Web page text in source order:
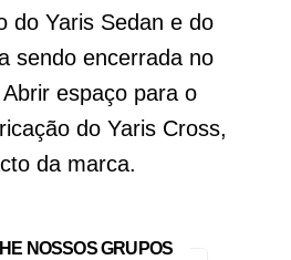
do Yaris Sedan e do
sendo encerrada no
espaço para o
do Yaris Cross,
da marca.
NOSSOS GRUPOS